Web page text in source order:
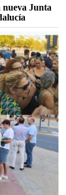
nueva Junta